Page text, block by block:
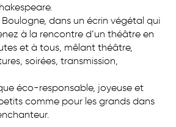
dans un écrin végétal qui
à la rencontre d’un théâtre en
et à tous, mêlant théâtre,
soirées, transmission,
éco-responsable, joyeuse et
comme pour les grands dans